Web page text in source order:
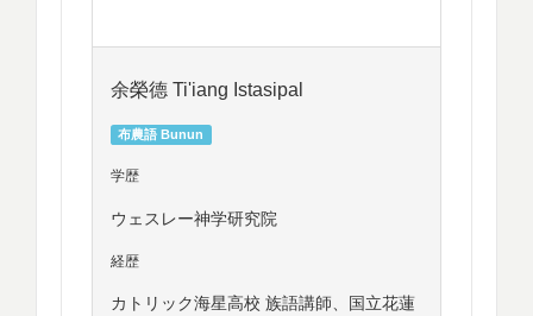
余榮德 Ti'iang Istasipal
布農語 Bunun
学歴
ウェスレー神学研究院
経歴
カトリック海星高校 族語講師、国立花蓮